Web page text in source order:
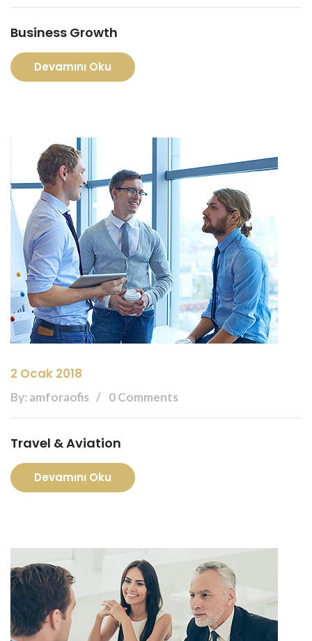
Business Growth
Devamını Oku
2 Ocak 2018
By: amforaofis 0 Comments
Travel & Aviation
Devamını Oku